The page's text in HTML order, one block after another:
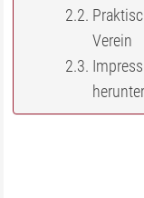
Verein